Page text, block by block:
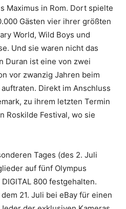
Maximus in Rom. Dort spielte
Gästen vier ihrer größten
World, Wild Boys und
Und sie waren nicht das
Duran ist eine von zwei
vor zwanzig Jahren beim
Direkt im Anschluss
zu ihrem letzten Termin
Roskilde Festival, wo sie
Tages (des 2. Juli
auf fünf Olympus
800 festgehalten.
21. Juli bei eBay für einen